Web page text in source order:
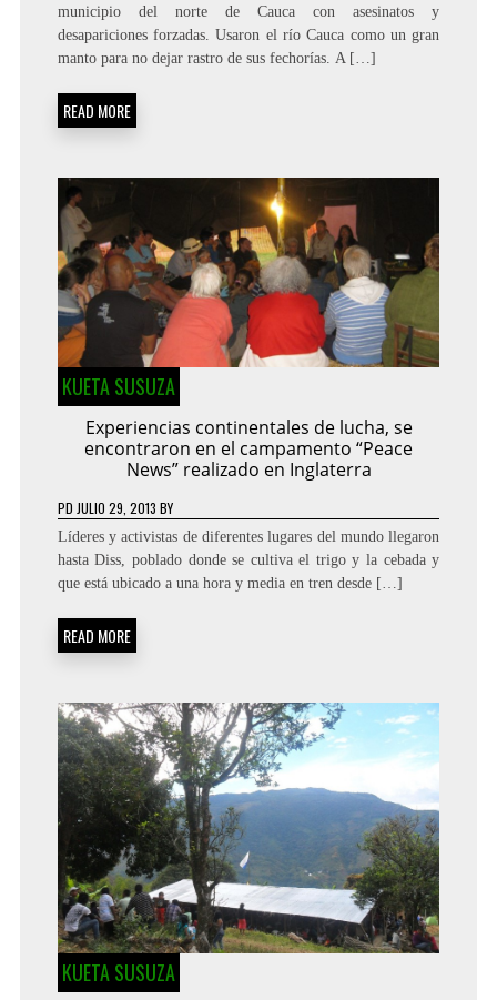
municipio del norte de Cauca con asesinatos y
desapariciones forzadas. Usaron el río Cauca como un gran
manto para no dejar rastro de sus fechorías. A […]
READ MORE
KUETA SUSUZA
Experiencias continentales de lucha, se
encontraron en el campamento “Peace
News” realizado en Inglaterra
PD JULIO 29, 2013 BY
Líderes y activistas de diferentes lugares del mundo llegaron
hasta Diss, poblado donde se cultiva el trigo y la cebada y
que está ubicado a una hora y media en tren desde […]
READ MORE
KUETA SUSUZA